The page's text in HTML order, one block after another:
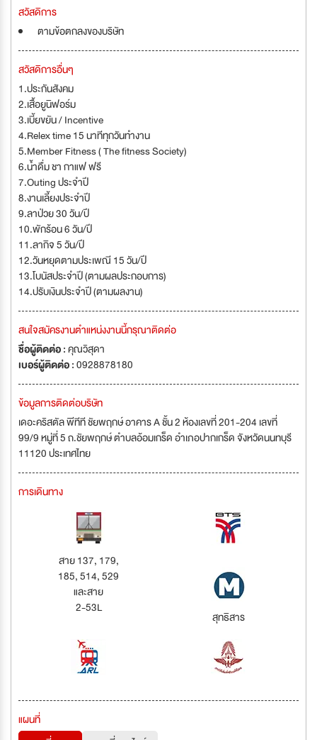
สวัสดิการ
ตามข้อตกลงของบริษัท
สวัสดิการอื่นๆ
1.ประกันสังคม
2.เสื้อยูนิฟอร์ม
3.เบี้ยขยัน / Incentive
4.Relex time 15 นาทีทุกวันทำงาน
5.Member Fitness ( The fitness Society)
6.น้ำดื่ม ชา กาแฟ ฟรี
7.Outing ประจำปี
8.งานเลี้ยงประจำปี
9.ลาป่วย 30 วัน/ปี
10.พักร้อน 6 วัน/ปี
11.ลากิจ 5 วัน/ปี
12.วันหยุดตามประเพณี 15 วัน/ปี
13.โบนัสประจำปี (ตามผลประกอบการ)
14.ปรับเงินประจำปี (ตามผลงาน)
สนใจสมัครงานตำแหน่งงานนี้กรุณาติดต่อ
ชื่อผู้ติดต่อ :คุณวิสุดา
เบอร์ผู้ติดต่อ :0928878180
ข้อมูลการติดต่อบริษัท
เดอะคริสตัล พีทีที ชัยพฤกษ์ อาคาร A ชั้น 2 ห้องเลขที่ 201-204 เลขที่
99/9 หมู่ที่ 5 ถ.ชัยพฤกษ์ ตำบลอ้อมเกร็ด อำเภอปากเกร็ด จังหวัดนนทบุรี
11120 ประเทศไทย
การเดินทาง
สาย 137, 179,
185, 514, 529
และสาย
2-53L
สุทธิสาร
แผนที่